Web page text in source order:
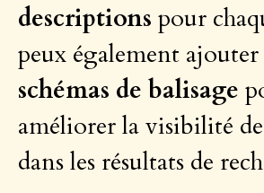
descriptions pour
peux également ajouter
schémas de balisage
améliorer la visibilité de
dans les résultats de